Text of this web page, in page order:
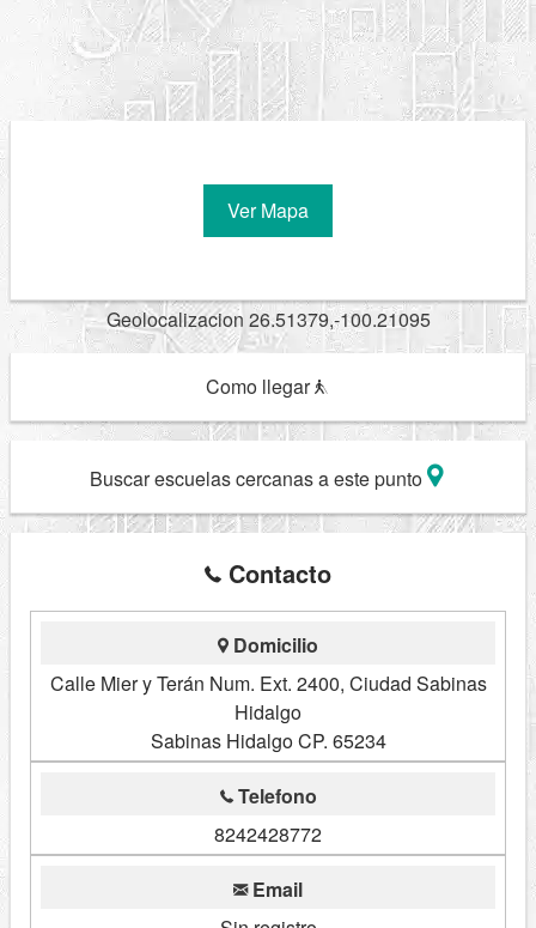
Ver Mapa
Geolocalizacion 26.51379,-100.21095
Como llegar
Buscar escuelas cercanas a este punto
Contacto
Domicilio
Calle Mier y Terán Num. Ext. 2400, Ciudad Sabinas
Hidalgo
Sabinas Hidalgo CP. 65234
Telefono
8242428772
Email